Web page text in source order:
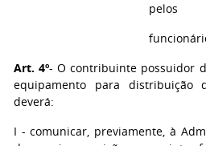
pelos
Art. 4º- O contribuinte possuidor
equipamento para distribuição
deverá:
I - comunicar, previamente, à